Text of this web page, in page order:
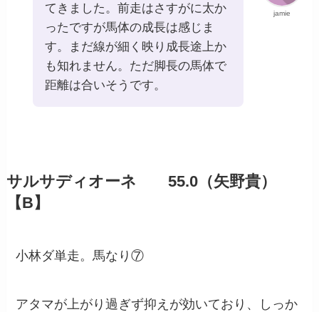
jamie
てきました。前走はさすがに太か
ったですが馬体の成長は感じま
す。まだ線が細く映り成長途上か
も知れません。ただ脚長の馬体で
距離は合いそうです。
サルサディオーネ 55.0（矢野貴）
【B】
小林ダ単走。馬なり⑦
アタマが上がり過ぎず抑えが効いており、しっか